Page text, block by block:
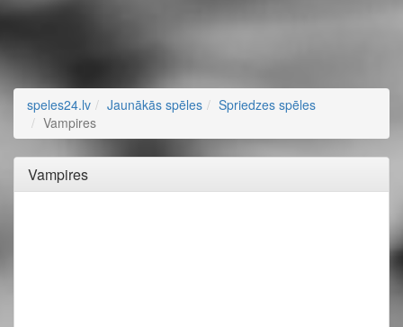
speles24.lv Jaunākās spēles
Spriedzes spēles
Vampires
Vampires